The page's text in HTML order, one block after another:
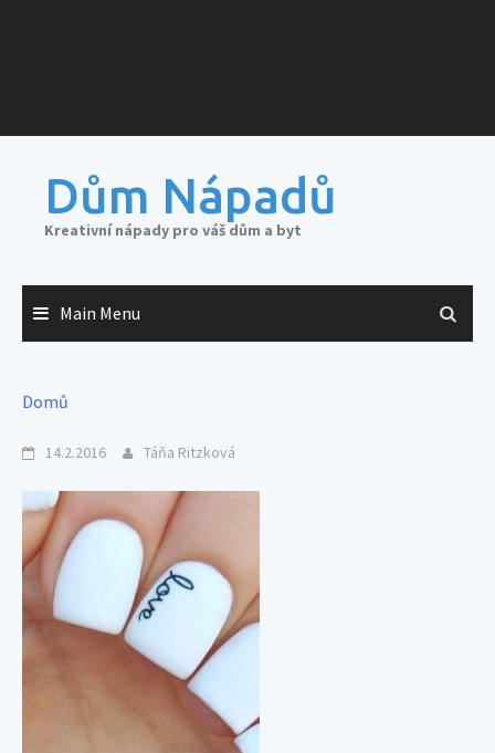
Dům Nápadů
Kreativní nápady pro váš dům a byt
Main Menu
Domů
14.2.2016 Táňa Ritzková